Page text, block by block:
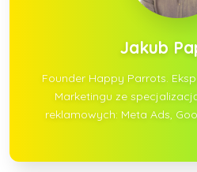
Jakub
Founder Happy Parrots.
Marketingu ze
reklamowych: Meta Ads,